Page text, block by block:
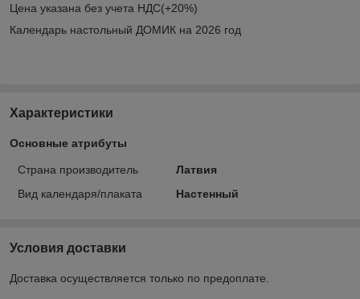
Цена указана без учета НДС(+20%)
Календарь настольный ДОМИК на 2026 год
Характеристики
Основные атрибуты
Страна производитель
Латвия
Вид календаря/плаката
Настенный
Условия доставки
Доставка осуществляется только по предоплате.